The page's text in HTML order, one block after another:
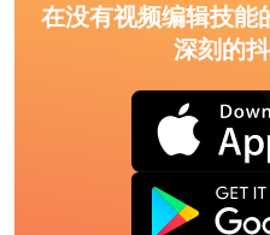
在没有视频编辑技能
深刻的